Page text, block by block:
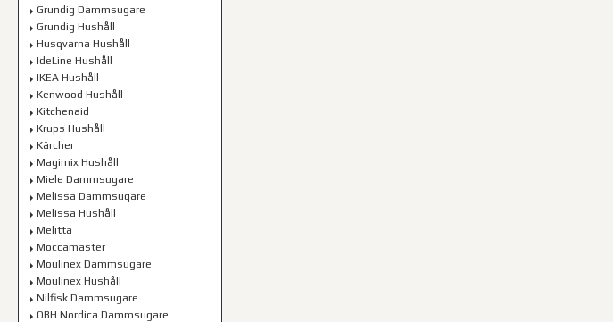
Grundig Dammsugare
Grundig Hushåll
Husqvarna Hushåll
IdeLine Hushåll
IKEA Hushåll
Kenwood Hushåll
Kitchenaid
Krups Hushåll
Kärcher
Magimix Hushåll
Miele Dammsugare
Melissa Dammsugare
Melissa Hushåll
Melitta
Moccamaster
Moulinex Dammsugare
Moulinex Hushåll
Nilfisk Dammsugare
OBH Nordica Dammsugare